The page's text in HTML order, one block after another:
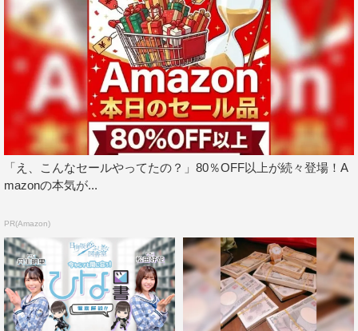
（1）『日向坂46とふしぎな図書室』公式Twitterをフォロ
（2）公式サイトでメールアドレスを登録
（3）LINEで友達登録
※いずれかの方法で事前登録可能
公式Twitter：https://twitter.com/hinatosho_info
公式サイト：https://hinatosho.com
公式LINE：https://lin.ee/CQ05c0B
©Seed&Flower LLC/©Y&N Brothers Inc./©Sony Music
Solutions Inc. Developed by filament Inc.
「え、こんなセールやってたの？」80％OFF以上が続々登場！A
mazonの本気が...
PR(Amazon)